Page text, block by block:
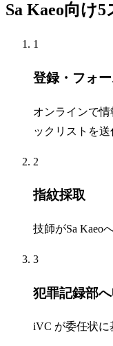
Sa Kaeo向け
1
登録・フォ
オンラインで
ックリストを送
2
指紋採取
技師がSa Kaeo
3
犯罪記録部
iVC が委任状に